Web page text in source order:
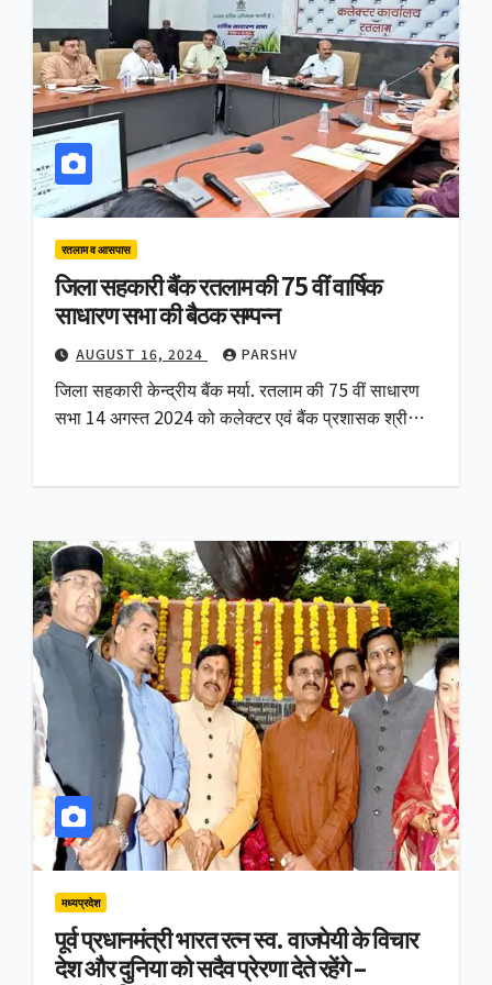
रतलाम व आसपास
जिला सहकारी बैंक रतलाम की 75 वीं वार्षिक
साधारण सभा की बैठक सम्पन्न
AUGUST 16, 2024 PARSHV
जिला सहकारी केन्द्रीय बैंक मर्या. रतलाम की 75 वीं साधारण
सभा 14 अगस्त 2024 को कलेक्टर एवं बैंक प्रशासक श्री…
मध्यप्रदेश
पूर्व प्रधानमंत्री भारत रत्न स्व. वाजपेयी के विचार
देश और दुनिया को सदैव प्रेरणा देते रहेंगे –